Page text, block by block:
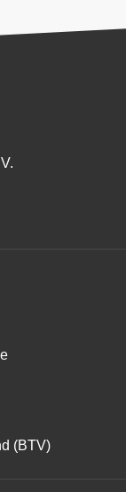
(BTV)